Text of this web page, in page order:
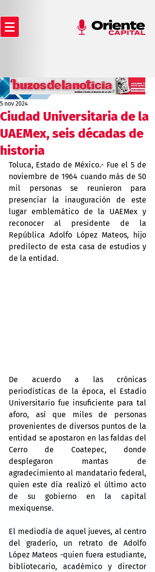
Ciudad Universitaria de la
UAEMex, seis décadas de
historia
5 nov 2024
Toluca, Estado de México.- Fue el 5 de
noviembre de 1964 cuando más de 50
mil personas se reunieron para
presenciar la inauguración de este
lugar emblemático de la UAEMex y
reconocer al presidente de la
República Adolfo López Mateos, hijo
predilecto de esta casa de estudios y
de la entidad.
De acuerdo a las crónicas
periodísticas de la época, el Estadio
Universitario fue insuficiente para tal
aforo, así que miles de personas
provenientes de diversos puntos de la
entidad se apostaron en las faldas del
Cerro de Coatepec, donde
desplegaron mantas de
agradecimiento al mandatario federal,
quien este día realizó el último acto
de su gobierno en la capital
mexiquense.
El mediodía de aquel jueves, al centro
del graderío, un retrato de Adolfo
López Mateos -quien fuera estudiante,
bibliotecario, académico y director